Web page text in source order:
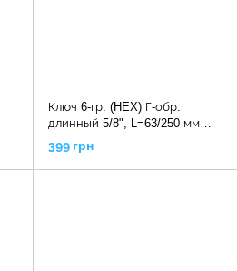
Ключ 6-гр. (HEX) Г-обр.
длинный 5/8", L=63/250 мм
(7645.8L Force)
399 грн